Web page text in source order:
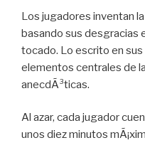
Los jugadores inventan
basando sus desgracias
tocado. Lo escrito en
elementos centrales de
anecdÃ³ticas.
Al azar, cada jugador
unos diez minutos